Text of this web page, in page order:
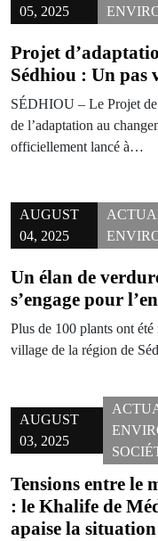
05, 2025
Projet
Sédhiou : Un pas
SÉDHIOU – Le Projet
de l’adaptation au
officiellement lancé à…
AUGUST
04, 2025
Un élan de
s’engage pour
Plus de 100 plants ont
village de la région de
AUGUST
03, 2025
Tensions entre le
: le Khalife de
apaise la situation